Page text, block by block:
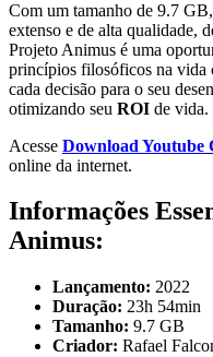
Com um tamanho de 9.7
extenso e de alta qualidade,
Projeto Animus é uma
princípios filosóficos na vida
cada decisão para o seu
otimizando seu ROI de vida.
Acesse Download Youtube
online da internet.
Informações
Animus:
Lançamento: 2022
Duração: 23h 54min
Tamanho: 9.7 GB
Criador: Rafael